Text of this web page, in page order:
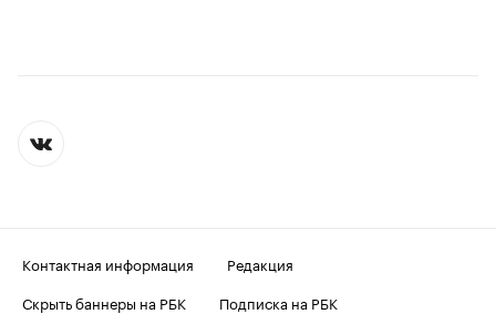
Контактная информация
Редакция
Скрыть баннеры на РБК
Подписка на РБК